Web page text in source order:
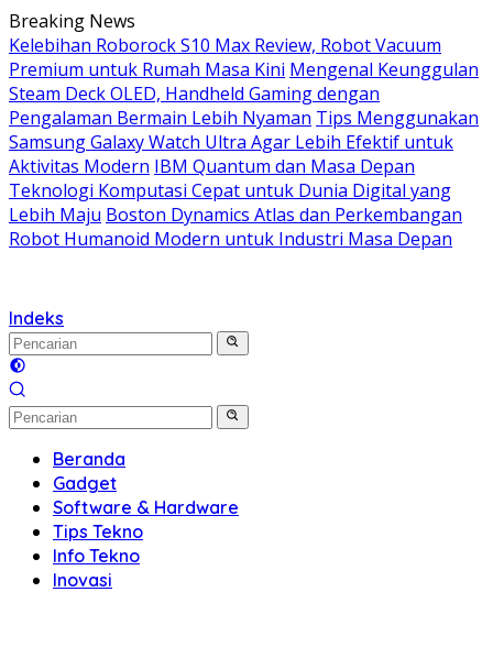
Langsung
ke
konten
Breaking News
Kelebihan Roborock S10 Max Review, Robot Vacuum
Premium untuk Rumah Masa Kini Mengenal Keunggulan
Steam Deck OLED, Handheld Gaming dengan
Pengalaman Bermain Lebih Nyaman Tips Menggunakan
Samsung Galaxy Watch Ultra Agar Lebih Efektif untuk
Aktivitas Modern IBM Quantum dan Masa Depan
Teknologi Komputasi Cepat untuk Dunia Digital yang
Lebih Maju Boston Dynamics Atlas dan Perkembangan
Robot Humanoid Modern untuk Industri Masa Depan
Indeks
Beranda
Gadget
Software & Hardware
Tips Tekno
Info Tekno
Inovasi